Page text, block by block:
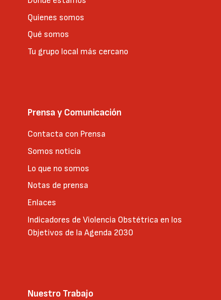
Quienes somos
Qué somos
Tu grupo local más cercano
Prensa y Comunicación
Contacta con Prensa
Somos noticia
Lo que no somos
Notas de prensa
Enlaces
Indicadores de Violencia Obstétrica en los
Objetivos de la Agenda 2030
Nuestro Trabajo